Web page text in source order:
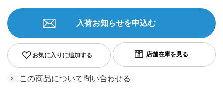
お気に入りに追加する
入荷お知らせを申込む
この商品について問い合わせる